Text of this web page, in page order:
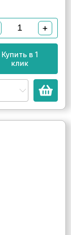
+
Купить в 1
клик